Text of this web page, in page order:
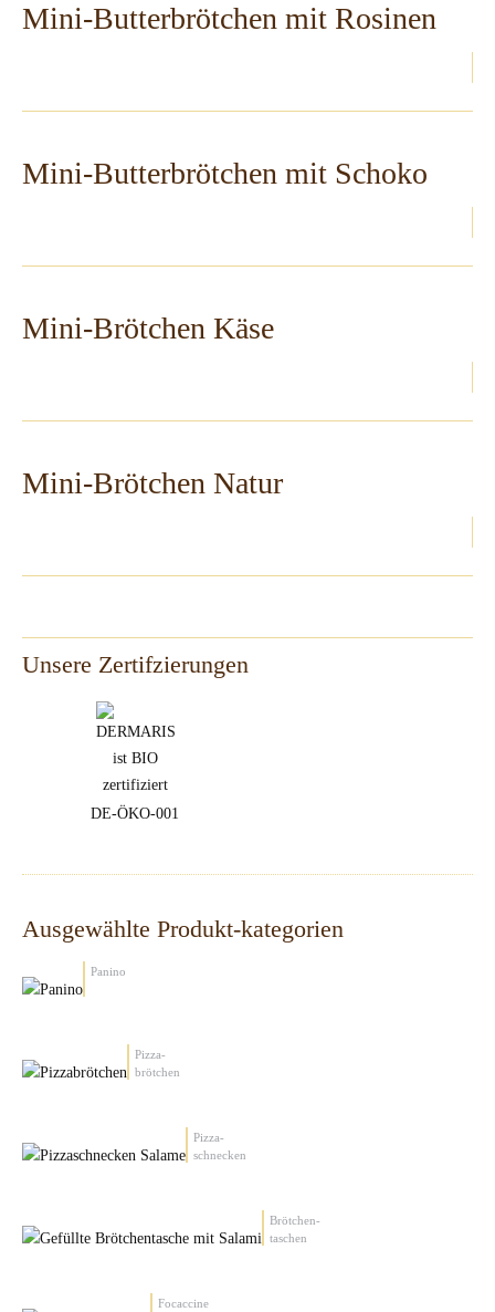
Mini-Butterbrötchen mit Rosinen
Mini-Butterbrötchen mit Schoko
Mini-Brötchen Käse
Mini-Brötchen Natur
Unsere Zertifzierungen
DE-ÖKO-001
Ausgewählte Produkt-kategorien
Panino
Pizza-
brötchen
Pizza-
schnecken
Brötchen-
taschen
Focaccine